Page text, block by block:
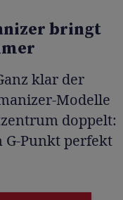
bringt
klar der
Modelle
doppelt:
Punkt perfekt